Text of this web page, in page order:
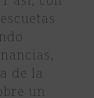
de la
un